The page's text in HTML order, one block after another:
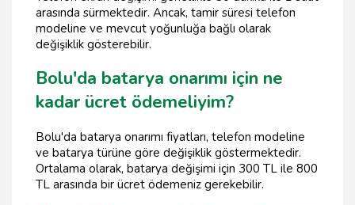
arasında sürmektedir. Ancak, tamir süresi telefon
modeline ve mevcut yoğunluğa bağlı olarak
değişiklik gösterebilir.
Bolu'da batarya onarımı için ne
kadar ücret ödemeliyim?
Bolu'da batarya onarımı fiyatları, telefon modeline
ve batarya türüne göre değişiklik göstermektedir.
Ortalama olarak, batarya değişimi için 300 TL ile 800
TL arasında bir ücret ödemeniz gerekebilir.